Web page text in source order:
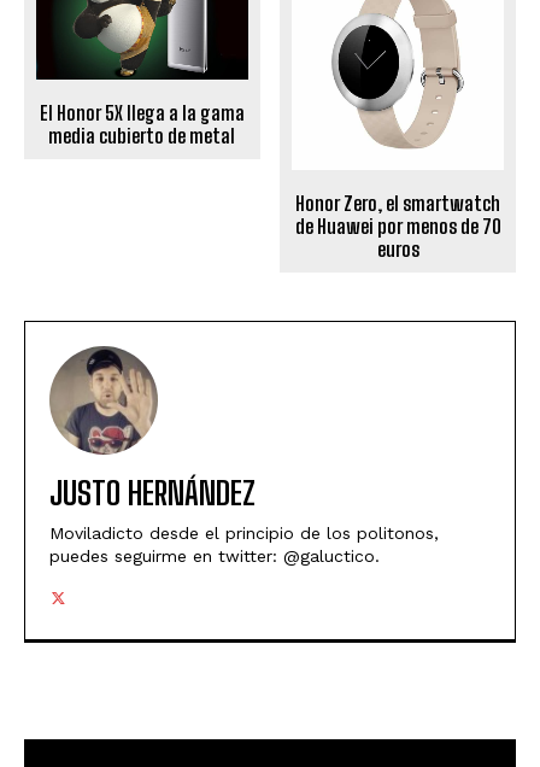
El Honor 5X llega a la gama
media cubierto de metal
Honor Zero, el smartwatch
de Huawei por menos de 70
euros
JUSTO HERNÁNDEZ
Moviladicto desde el principio de los politonos,
puedes seguirme en twitter: @galuctico.